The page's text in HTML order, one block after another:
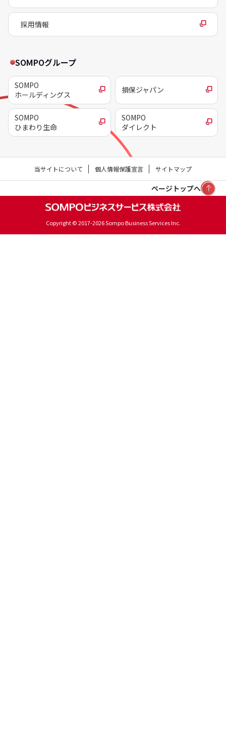
採用情報
SOMPOグループ
SOMPO
ホールディングス
損保ジャパン
SOMPO
ひまわり生命
SOMPO
ダイレクト
当サイトについて 個人情報保護宣言 サイトマップ
ページトップへ
Copyright © 2017-2026 Sompo Business Services Inc.